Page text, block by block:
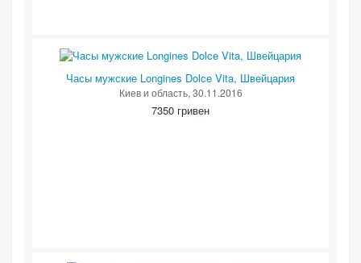
Часы мужские Longines Dolce Vita, Швейцария
Киев и область, 30.11.2016
7350 гривен